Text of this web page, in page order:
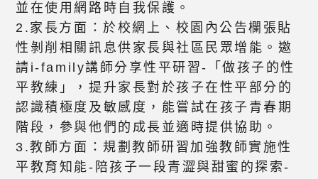
並在使用網路時自我保護。
2.家長方面：於校網上、校園內公告欄張貼
性剝削相關訊息供家長與社區民眾增能。邀
請i-family講師分享性平研習-「做孩子的性
平教練」，提升家長對於孩子在性平部分的
認識積極度及敏感度，能嘗試在孩子青春期
階段，參與他們的成長並適時提供協助。
3.教師方面：規劃教師研習加強教師實施性
平教育知能-陪孩子一段青澀與甜蜜的探索-